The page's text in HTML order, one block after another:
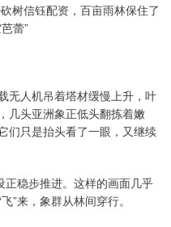
树信钰配资，百亩雨林保住了
蕾”
无人机吊着塔材缓慢上升，叶
几头亚洲象正低头翻拣着嫩
们只是抬头看了一眼，又继续
稳步推进。这样的画面几乎
来，象群从林间穿行。